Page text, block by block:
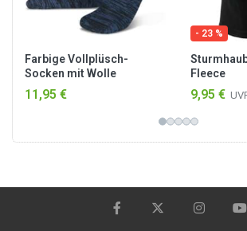
Farbige Vollplüsch-
Socken mit Wolle
Dunkelblau/Schwarz
11,95 €
- 23 %
Fleece
9,95 €